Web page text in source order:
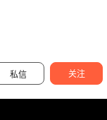
私信 关注